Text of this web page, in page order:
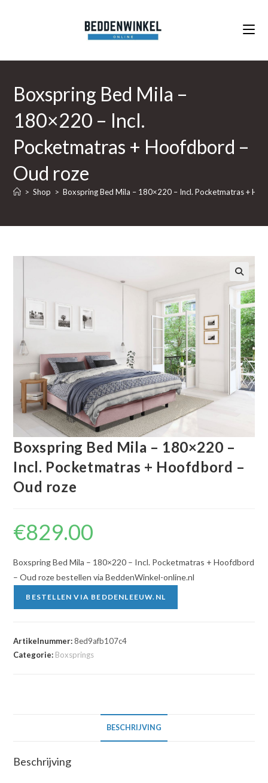
Boxspring Bed Mila –
180×220 – Incl.
Pocketmatras + Hoofdbord –
Oud roze
> Shop > Boxspring Bed Mila – 180×220 – Incl. Pocketmatras +
🔍
Boxspring Bed Mila – 180×220 –
Incl. Pocketmatras + Hoofdbord –
Oud roze
€829.00
Boxspring Bed Mila – 180×220 – Incl. Pocketmatras + Hoofdbord
– Oud roze bestellen via BeddenWinkel-online.nl
BESTELLEN VIA BEDDENLEEUW.NL
Artikelnummer:8ed9afb107c4
Categorie: Boxsprings
BESCHRIJVING
Beschrijving